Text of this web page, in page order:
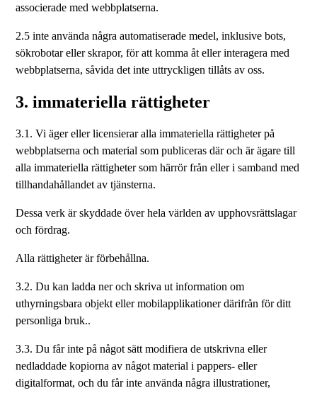
associerade med webbplatserna.
2.5 inte använda några automatiserade medel, inklusive bots,
sökrobotar eller skrapor, för att komma åt eller interagera med
webbplatserna, såvida det inte uttryckligen tillåts av oss.
3. immateriella rättigheter
3.1. Vi äger eller licensierar alla immateriella rättigheter på
webbplatserna och material som publiceras där och är ägare till
alla immateriella rättigheter som härrör från eller i samband med
tillhandahållandet av tjänsterna.
Dessa verk är skyddade över hela världen av upphovsrättslagar
och fördrag.
Alla rättigheter är förbehållna.
3.2. Du kan ladda ner och skriva ut information om
uthyrningsbara objekt eller mobilapplikationer därifrån för ditt
personliga bruk..
3.3. Du får inte på något sätt modifiera de utskrivna eller
nedladdade kopiorna av något material i pappers- eller
digitalformat, och du får inte använda några illustrationer,